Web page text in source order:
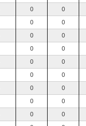
0
0
0
0
0
0
0
0
0
0
0
0
0
0
0
0
0
0